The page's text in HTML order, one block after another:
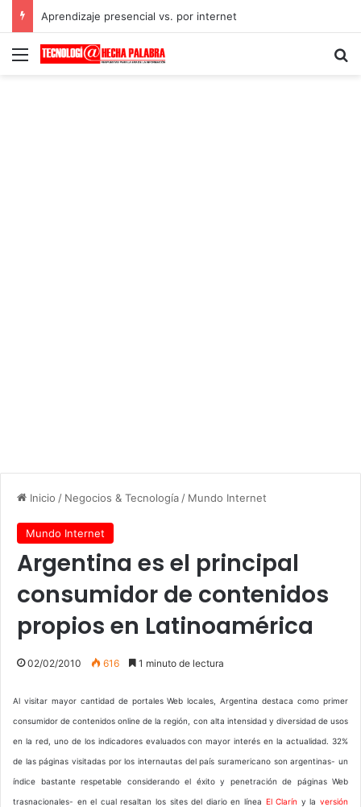
Aprendizaje presencial vs. por internet
Menú
Inicio / Negocios & Tecnología / Mundo Internet
Mundo Internet
Argentina es el principal
consumidor de contenidos
propios en Latinoamérica
02/02/2010 616 1 minuto de lectura
Al visitar mayor cantidad de portales Web locales, Argentina destaca como primer
consumidor de contenidos online de la región, con alta intensidad y diversidad de usos
en la red, uno de los indicadores evaluados con mayor interés en la actualidad. 32%
de las páginas visitadas por los internautas del país suramericano son argentinas- un
índice bastante respetable considerando el éxito y penetración de páginas Web
trasnacionales- en el cual resaltan los sites del diario en línea El Clarín y laversión